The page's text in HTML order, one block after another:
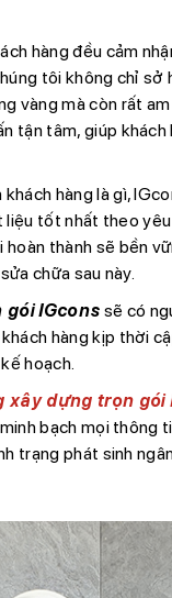
hàng đều cảm
tôi không chỉ sở
vàng mà còn rất
tận tâm, giúp
khách hàng là gì,
tốt nhất theo
thành sẽ bền
chữa sau này.
IGcons sẽ có
hàng kịp thời
hoạch.
xây dựng trọn gói
bạch mọi thông
trạng phát sinh